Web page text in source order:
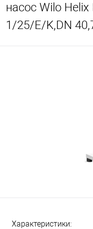
насос Wilo Helix
1/25/E/K,DN
Характеристики: